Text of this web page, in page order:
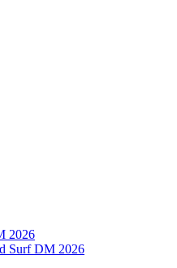
2026
Surf DM 2026